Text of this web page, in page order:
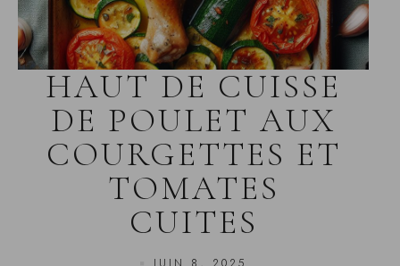
HAUT DE CUISSE
DE POULET AUX
COURGETTES ET
TOMATES
CUITES
JUIN 8, 2025